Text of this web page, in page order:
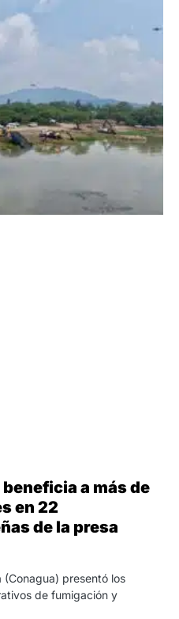
a más de
en 22
de la presa
(Conagua) presentó los
de fumigación y